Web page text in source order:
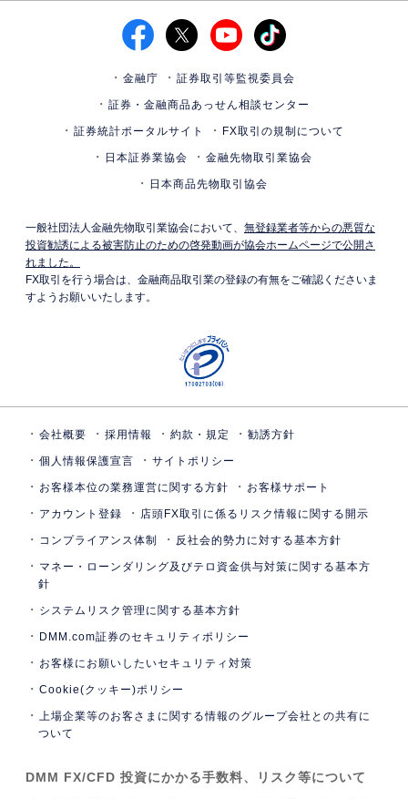
金融庁 証券取引等監視委員会
証券・金融商品あっせん相談センター
証券統計ポータルサイト FX取引の規制について
日本証券業協会 金融先物取引業協会
日本商品先物取引協会
一般社団法人金融先物取引業協会において、 無登録業者等からの悪質な
投資勧誘による被害防止のための啓発動画が協会ホームページで公開さ
れました。
FX取引を行う場合は、金融商品取引業の登録の有無をご確認くださいま
すようお願いいたします。
会社概要 採用情報 約款・規定 勧誘方針
個人情報保護宣言 サイトポリシー
お客様本位の業務運営に関する方針 お客様サポート
アカウント登録 店頭FX取引に係るリスク情報に関する開示
コンプライアンス体制 反社会的勢力に対する基本方針
マネー・ローンダリング及びテロ資金供与対策に関する基本方
針
システムリスク管理に関する基本方針
DMM.com証券のセキュリティポリシー
お客様にお願いしたいセキュリティ対策
Cookie(クッキー)ポリシー
上場企業等のお客さまに関する情報のグループ会社との共有に
ついて
DMM FX/CFD 投資にかかる手数料、リスク等について